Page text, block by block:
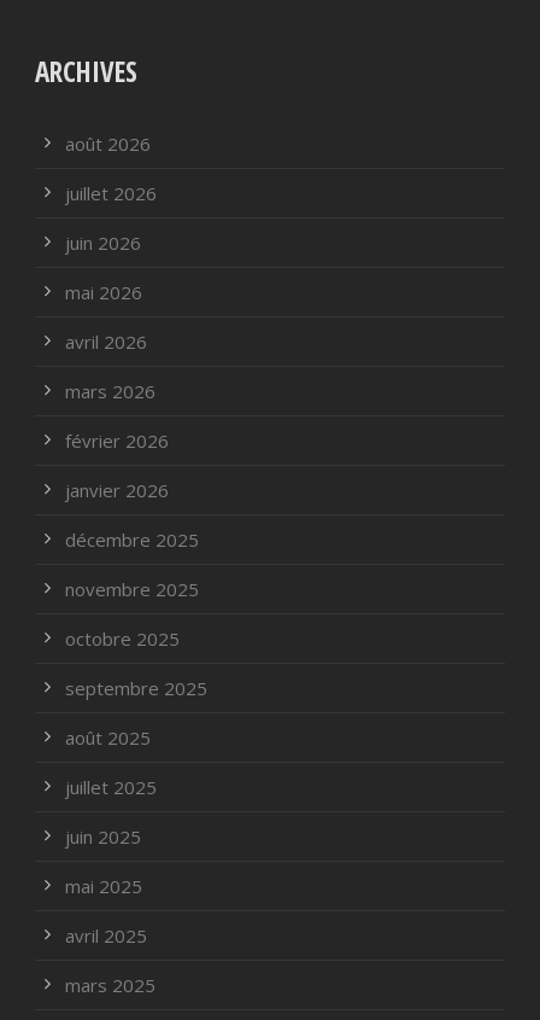
ARCHIVES
août 2026
juillet 2026
juin 2026
mai 2026
avril 2026
mars 2026
février 2026
janvier 2026
décembre 2025
novembre 2025
octobre 2025
septembre 2025
août 2025
juillet 2025
juin 2025
mai 2025
avril 2025
mars 2025